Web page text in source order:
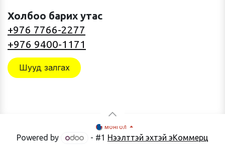
Холбоо барих утас
+976 7766-2277
+976 9400-1171
Шууд залгах
монгол
Powered by - #1 Нээлттэй эхтэй эКоммерц